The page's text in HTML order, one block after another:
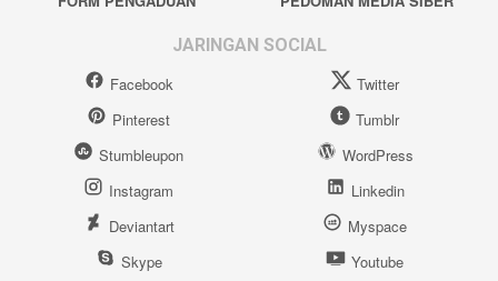
JARINGAN SOCIAL
Facebook
Twitter
Pinterest
Tumblr
Stumbleupon
WordPress
Instagram
Linkedin
Deviantart
Myspace
Skype
Youtube